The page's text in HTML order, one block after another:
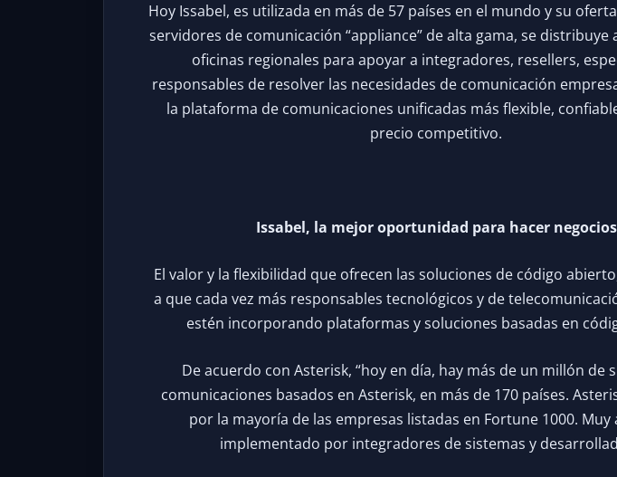
Hoy Issabel, es utilizada en más de 57 países en el mundo y su
servidores de comunicación “appliance” de alta gama, se distribuye
oficinas regionales para apoyar a integradores, resellers,
responsables de resolver las necesidades de comunicación
la plataforma de comunicaciones unificadas más flexible,
precio competitivo.
Issabel, la mejor oportunidad para hacer negocios
El valor y la flexibilidad que ofrecen las soluciones de código
a que cada vez más responsables tecnológicos y de
estén incorporando plataformas y soluciones basadas en
De acuerdo con Asterisk, “hoy en día, hay más de un millón de
comunicaciones basados en Asterisk, en más de 170 países.
por la mayoría de las empresas listadas en Fortune 1000. Muy
implementado por integradores de sistemas y